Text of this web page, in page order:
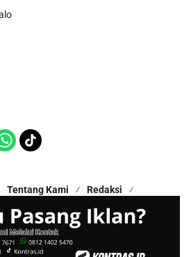
Tentang Kami
Redaksi
Reserved | Proudly Hosted by